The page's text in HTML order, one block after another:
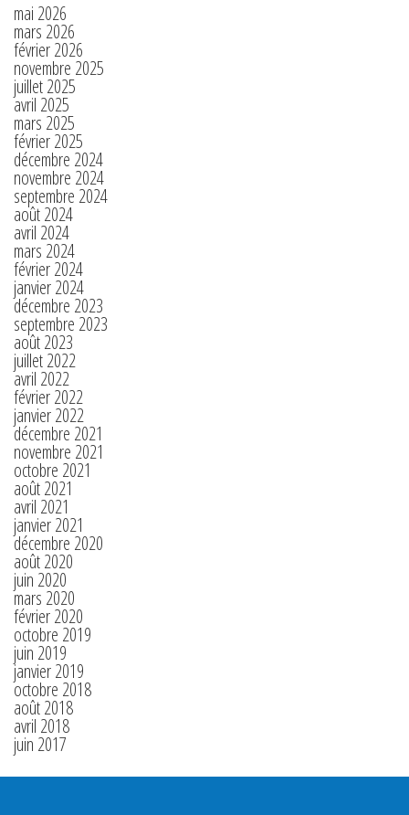
mai 2026
mars 2026
février 2026
novembre 2025
juillet 2025
avril 2025
mars 2025
février 2025
décembre 2024
novembre 2024
septembre 2024
août 2024
avril 2024
mars 2024
février 2024
janvier 2024
décembre 2023
septembre 2023
août 2023
juillet 2022
avril 2022
février 2022
janvier 2022
décembre 2021
novembre 2021
octobre 2021
août 2021
avril 2021
janvier 2021
décembre 2020
août 2020
juin 2020
mars 2020
février 2020
octobre 2019
juin 2019
janvier 2019
octobre 2018
août 2018
avril 2018
juin 2017